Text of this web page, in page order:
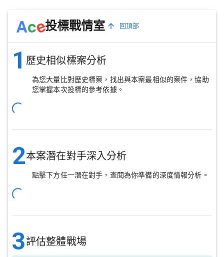
Ace投標戰情室 回頂部
1 歷史相似標案分析
為您大量比對歷史標案，找出與本案最相似的案件，協助
您掌握本次投標的參考依據。
2本案潛在對手深入分析
點擊下方任一潛在對手，查閱為你準備的深度情報分析。
3評估整體戰場